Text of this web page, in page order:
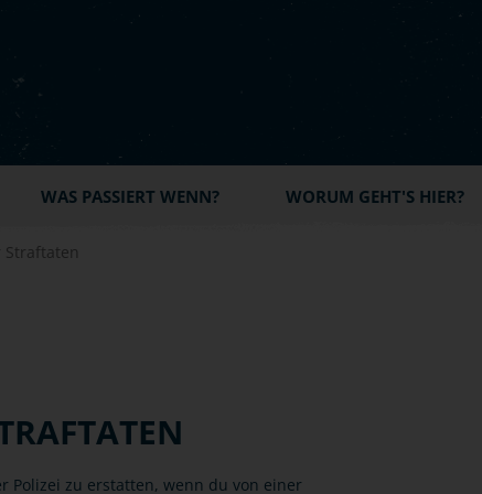
WAS PASSIERT WENN? WORUM GEHT'S HIER?
Straftaten
Polizei zu erstatten, wenn du von einer